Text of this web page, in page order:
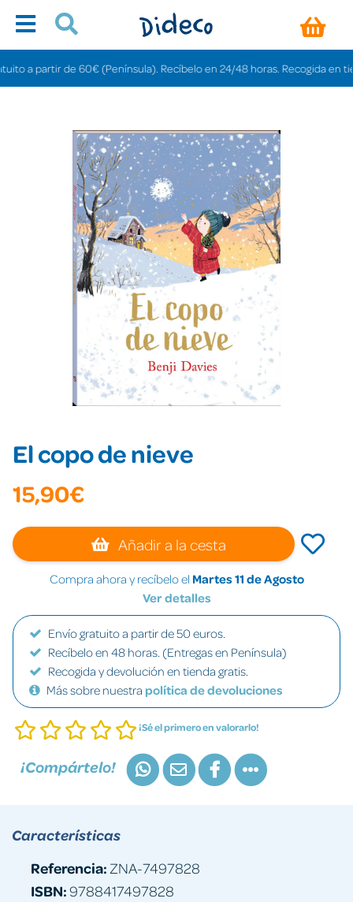
partir de 60€ (Península). Recíbelo en 24/48 horas. Recogida en
El copo de nieve
15,90€
Añadir a la cesta
Compra ahora y recíbelo el Martes 11 de Agosto
Ver detalles
Envío gratuito a partir de 50 euros.
Recíbelo en 48 horas. (Entregas en Península)
Recogida y devolución en tienda gratis.
Más sobre nuestra política de devoluciones
¡Sé el primero en valorarlo!
¡Compártelo!
Características
Referencia: ZNA-7497828
ISBN:9788417497828